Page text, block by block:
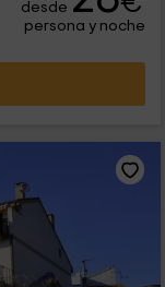
desde
persona y noche